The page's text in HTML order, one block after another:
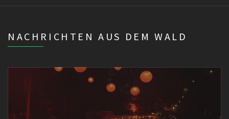
NACHRICHTEN AUS DEM WALD